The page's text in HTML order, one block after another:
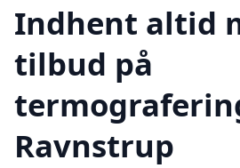
Indhent altid
tilbud på
Ravnstrup